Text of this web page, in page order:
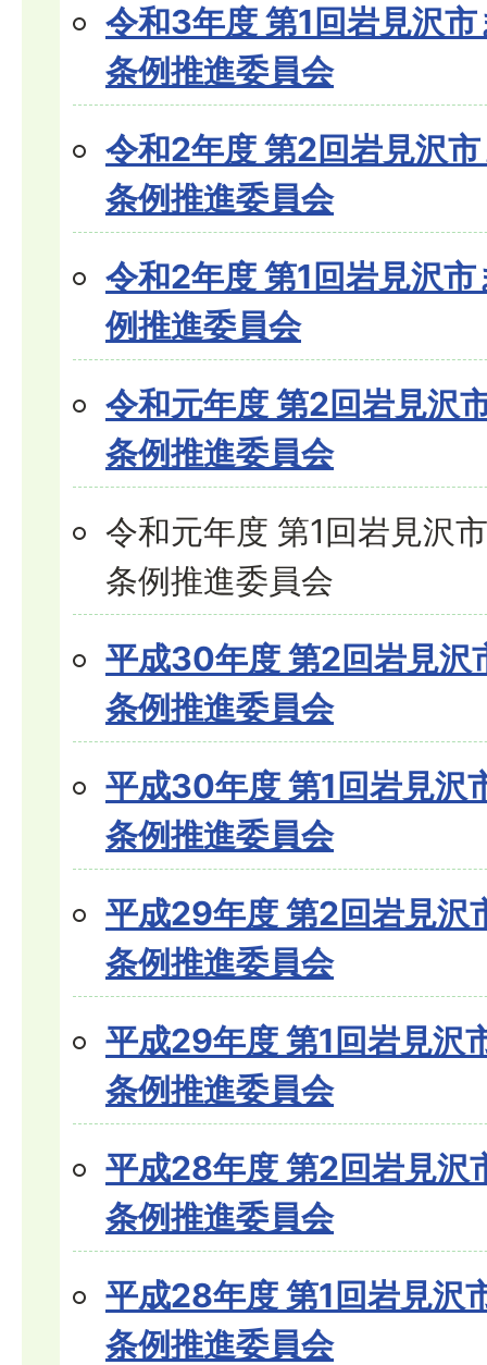
令和3年度 第1回岩見沢
条例推進委員会
令和2年度 第2回岩見沢
条例推進委員会
令和2年度 第1回岩見沢
例推進委員会
令和元年度 第2回岩見沢
条例推進委員会
令和元年度 第1回岩見沢
条例推進委員会
平成30年度 第2回岩見沢
条例推進委員会
平成30年度 第1回岩見沢
条例推進委員会
平成29年度 第2回岩見沢
条例推進委員会
平成29年度 第1回岩見沢
条例推進委員会
平成28年度 第2回岩見沢
条例推進委員会
平成28年度 第1回岩見沢
条例推進委員会